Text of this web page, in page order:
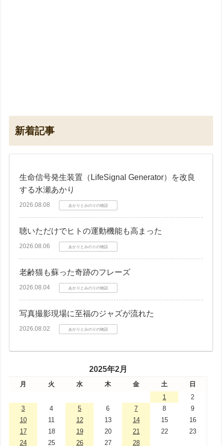
新着記事
生命信号発生装置（LifeSignal Generator）を改良
する水瀬あかり
2026.08.08 あかりとみのりの物語
聴いただけでヒトの運動機能も高まった
2026.08.06 あかりとみのりの物語
老齢猫も蘇った奇跡のフレーズ
2026.08.04 あかりとみのりの物語
写真撮影現場に至福のジャズが流れた
2026.08.02 あかりとみのりの物語
2025年2月
月 火 水 木 金 土
日
1
2
3
4 5 6 7 8
9
10
11 12 13 14 15
16
17
18 19 20 21 22
23
24
25 26 27 28